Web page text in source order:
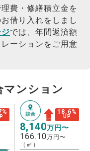
費・修繕積立金を
借り入れをしまし
では、年間返済額
ーションをご用意
マンション
% 18.6%
UP
8,140万円〜
166.10万円〜
（㎡）